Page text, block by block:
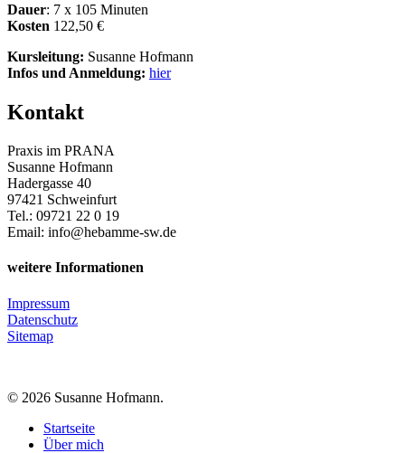
Dauer: 7 x 105 Minuten
Kosten 122,50 €
Kursleitung: Susanne Hofmann
Infos und Anmeldung: hier
Kontakt
Praxis im PRANA
Susanne Hofmann
Hadergasse 40
97421 Schweinfurt
Tel.: 09721 22 0 19
Email: info@hebamme-sw.de
weitere Informationen
Impressum
Datenschutz
Sitemap
© 2026 Susanne Hofmann.
Close
Menu
Startseite
Über mich